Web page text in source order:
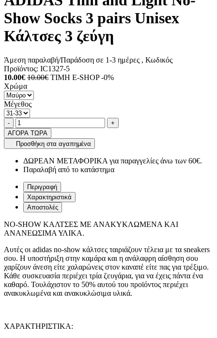
Show Socks 3 pairs Unisex
Κάλτσες 3 ζεύγη
Άμεση παραλαβή/Παράδοση σε 1-3 ημέρες , Κωδικός
Προϊόντος: IC1327-5
10.00€ 10.00€ ΤΙΜΗ E-SHOP -0%
Χρώμα
Μέγεθος
Ποσότητα
-product.increase.quantity +
ΑΓΟΡΑ ΤΩΡΑ
Προσθήκη στα αγαπημένα
ΔΩΡΕΑΝ ΜΕΤΑΦΟΡΙΚΑ για παραγγελίες άνω των 60€.
Παραλαβή από το κατάστημα
Περιγραφή
Χαρακτηριστικά
Αποστολές
NO-SHOW ΚΑΛΤΣΕΣ ΜΕ ΑΝΑΚΥΚΛΩΜΕΝΑ ΚΑΙ
ΑΝΑΝΕΩΣΙΜΑ ΥΛΙΚΑ.
Αυτές οι adidas no-show κάλτσες ταιριάζουν τέλεια με τα sneakers
σου. Η υποστήριξη στην καμάρα και η ανάλαφρη αίσθηση σου
χαρίζουν άνεση είτε χαλαρώνεις στον καναπέ είτε πας για τρέξιμο.
Κάθε συσκευασία περιέχει τρία ζευγάρια, για να έχεις πάντα ένα
καθαρό. Τουλάχιστον το 50% αυτού του προϊόντος περιέχει
ανακυκλωμένα και ανακυκλώσιμα υλικά.
ΧΑΡΑΚΤΗΡΙΣΤΙΚΑ: